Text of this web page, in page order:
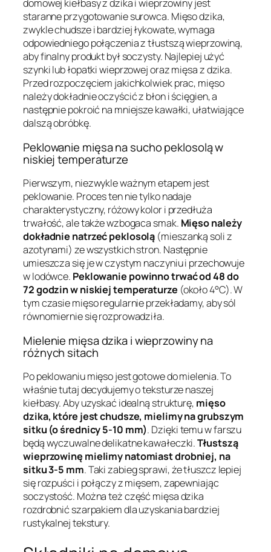
domowej kiełbasy z dzika i wieprzowiny jest
staranne przygotowanie surowca. Mięso dzika,
zwykle chudsze i bardziej łykowate, wymaga
odpowiedniego połączenia z tłustszą wieprzowiną,
aby finalny produkt był soczysty. Najlepiej użyć
szynki lub łopatki wieprzowej oraz mięsa z dzika.
Przed rozpoczęciem jakichkolwiek prac, mięso
należy dokładnie oczyścić z błon i ścięgien, a
następnie pokroić na mniejsze kawałki, ułatwiające
dalszą obróbkę.
Peklowanie mięsa na sucho peklosolą w
niskiej temperaturze
Pierwszym, niezwykle ważnym etapem jest
peklowanie. Proces ten nie tylko nadaje
charakterystyczny, różowy kolor i przedłuża
trwałość, ale także wzbogaca smak. Mięso należy
dokładnie natrzeć peklosolą (mieszanką soli z
azotynami) ze wszystkich stron. Następnie
umieszcza się je w czystym naczyniu i przechowuje
w lodówce. Peklowanie powinno trwać od 48 do
72 godzin w niskiej temperaturze (około 4°C). W
tym czasie mięso regularnie przekładamy, aby sól
równomiernie się rozprowadziła.
Mielenie mięsa dzika i wieprzowiny na
różnych sitach
Po peklowaniu mięso jest gotowe do mielenia. To
właśnie tutaj decydujemy o teksturze naszej
kiełbasy. Aby uzyskać idealną strukturę, mięso
dzika, które jest chudsze, mielimy na grubszym
sitku (o średnicy 5-10 mm). Dzięki temu w farszu
będą wyczuwalne delikatne kawałeczki.Tłustszą
wieprzowinę mielimy natomiast drobniej, na
sitku 3-5 mm. Taki zabieg sprawi, że tłuszcz lepiej
się rozpuści i połączy z mięsem, zapewniając
soczystość. Można też część mięsa dzika
rozdrobnić szarpakiem dla uzyskania bardziej
rustykalnej tekstury.